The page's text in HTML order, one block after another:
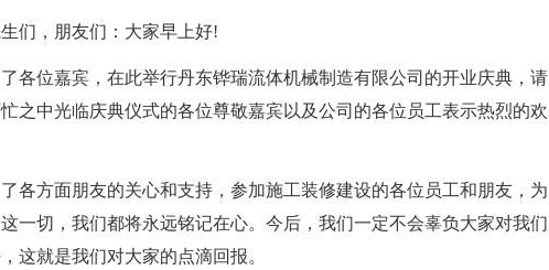
们，朋友们：大家早上好!
各位嘉宾，在此举行丹东铧瑞流体机械制造有限公司的开业庆典，请
之中光临庆典仪式的各位尊敬嘉宾以及公司的各位员工表示热烈的欢
各方面朋友的关心和支持，参加施工装修建设的各位员工和朋友，为
一切，我们都将永远铭记在心。今后，我们一定不会辜负大家对我们
这就是我们对大家的点滴回报。